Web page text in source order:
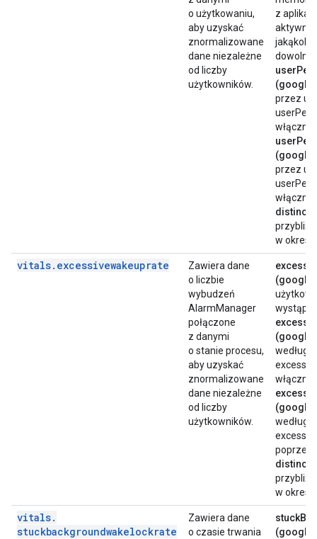
o użytkowaniu,
aby uzyskać
znormalizowane
dane niezależne
od liczby
użytkowników.
z
dowolną
przez
włącznie.
przez
włącznie.
w
vitals. excessivewakeuprate
Zawiera dane
o liczbie
wybudzeń
AlarmManager
połączone
z danymi
o stanie procesu,
aby uzyskać
znormalizowane
dane niezależne
od liczby
użytkowników.
według
włącznie.
według
w
vitals.
stuckbackgroundwakelockrate
Zawiera dane
o czasie trwania